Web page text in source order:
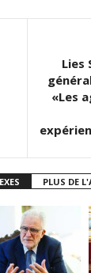
Lies
«Les
PLUS DE